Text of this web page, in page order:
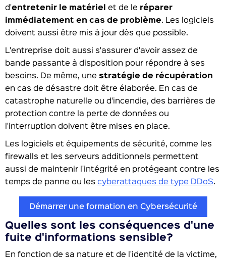
d'entretenir le matériel et de le réparer
immédiatement en cas de problème. Les logiciels
doivent aussi être mis à jour dès que possible.
L'entreprise doit aussi s'assurer d'avoir assez de
bande passante à disposition pour répondre à ses
besoins. De même, une stratégie de récupération
en cas de désastre doit être élaborée. En cas de
catastrophe naturelle ou d'incendie, des barrières de
protection contre la perte de données ou
l'interruption doivent être mises en place.
Les logiciels et équipements de sécurité, comme les
firewalls et les serveurs additionnels permettent
aussi de maintenir l'intégrité en protégeant contre les
temps de panne ou les cyberattaques de type DDoS.
Démarrer une formation en Cybersécurité
Quelles sont les conséquences d'une
fuite d'informations sensible?
En fonction de sa nature et de l'identité de la victime,